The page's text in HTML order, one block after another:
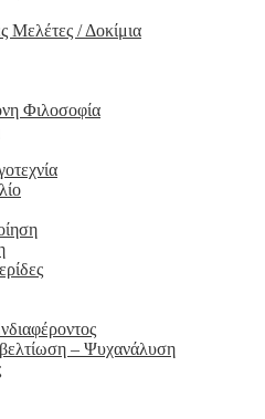
Μελέτες / Δοκίμια
Φιλοσοφία
– Ψυχανάλυση